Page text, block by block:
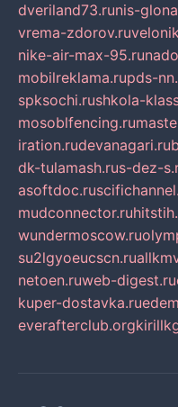
dveriland73.runis-
vrema-zdorov.ru
nike-air-max-95.ru
mobilreklama.rupds-
spksochi.rushkola-
mosoblfencing.ru
iration.rudevanagari.ru
dk-tulamash.rus-dez-
asoftdoc.ru
mudconnector.ru
wundermoscow.ru
su2lgyoeucscn.ru
netoen.ruweb-digest.ru
kuper-dostavka.ru
everafterclub.org